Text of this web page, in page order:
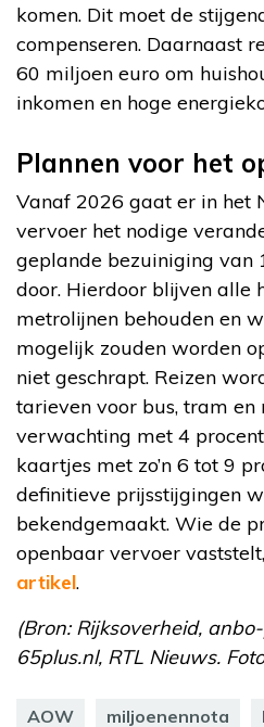
komen. Dit moet de
compenseren. Daarnaast
60 miljoen euro om
inkomen en hoge
Plannen voor het
Vanaf 2026 gaat er in het
vervoer het nodige
geplande bezuiniging van
door. Hierdoor blijven alle
metrolijnen behouden en
mogelijk zouden worden
niet geschrapt. Reizen
tarieven voor bus, tram
verwachting met 4
kaartjes met zo’n 6 tot 9
definitieve prijsstijgingen
bekendgemaakt. Wie de
openbaar vervoer
artikel.
(Bron: Rijksoverheid,
65plus.nl, RTL Nieuws.
AOW miljoenennota